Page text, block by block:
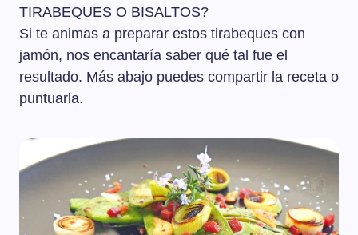
TIRABEQUES O BISALTOS?
Si te animas a preparar estos tirabeques con
jamón, nos encantaría saber qué tal fue el
resultado. Más abajo puedes compartir la receta o
puntuarla.